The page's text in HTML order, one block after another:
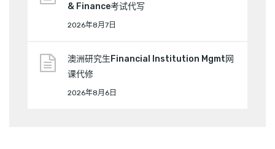
& Finance考试代写
2026年8月7日
澳洲研究生Financial Institution Mgmt网
课代修
2026年8月6日